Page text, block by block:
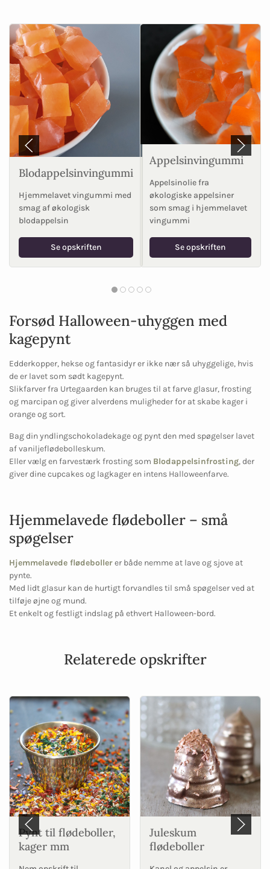
Blodappelsinvingummi
Hjemmelavet vingummi med
smag af økologisk
blodappelsin
Se opskriften
Appelsinvingummi
Appelsinolie fra
økologiske appelsiner
som smag i hjemmelavet
vingummi
Se opskriften
Forsød Halloween-uhyggen med
kagepynt
Edderkopper, hekse og fantasidyr er ikke nær så uhyggelige, hvis
de er lavet som sødt kagepynt.
Slikfarver fra Urtegaarden kan bruges til at farve glasur, frosting
og marcipan og giver alverdens muligheder for at skabe kager i
orange og sort.
Bag din yndlingschokoladekage og pynt den med spøgelser lavet
af vaniljeflødebolleskum.
Eller vælg en farvestærk frosting som Blodappelsinfrosting, der
giver dine cupcakes og lagkager en intens Halloweenfarve.
Hjemmelavede flødeboller – små
spøgelser
Hjemmelavede flødebollerer både nemme at lave og sjove at
pynte.
Med lidt glasur kan de hurtigt forvandles til små spøgelser ved at
tilføje øjne og mund.
Et enkelt og festligt indslag på ethvert Halloween-bord.
Relaterede opskrifter
Pynt til flødeboller,
kager mm
Juleskum
flødeboller